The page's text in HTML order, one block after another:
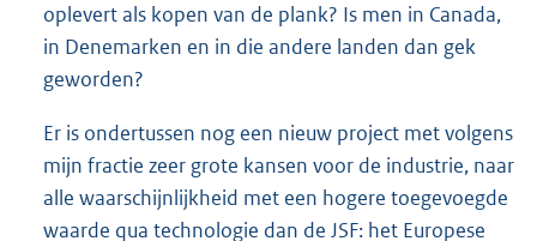
oplevert als kopen van de plank? Is men in Canada,
in Denemarken en in die andere landen dan gek
geworden?
Er is ondertussen nog een nieuw project met volgens
mijn fractie zeer grote kansen voor de industrie, naar
alle waarschijnlijkheid met een hogere toegevoegde
waarde qua technologie dan de JSF: het Europese